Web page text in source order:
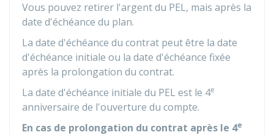
Vous pouvez retirer l'argent du PEL, mais après la
date d'échéance du plan.
La date d'échéance du contrat peut être la date
d'échéance initiale ou la date d'échéance fixée
après la prolongation du contrat.
La date d'échéance initiale du PEL est le 4e
anniversaire de l'ouverture du compte.
En cas de prolongation du contrat après le 4e